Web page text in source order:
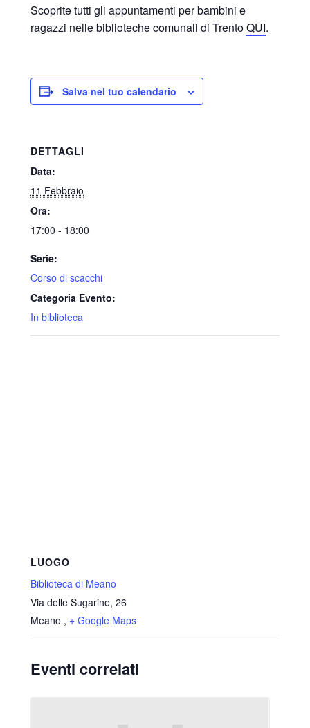
Scoprite tutti gli appuntamenti per bambini e
ragazzi nelle biblioteche comunali di TrentoQUI.
Salva nel tuo calendario
DETTAGLI
Data:
11 Febbraio
Ora:
17:00 - 18:00
Serie:
Corso di scacchi
Categoria Evento:
In biblioteca
LUOGO
Biblioteca di Meano
Via delle Sugarine, 26
Meano , + Google Maps
Eventi correlati